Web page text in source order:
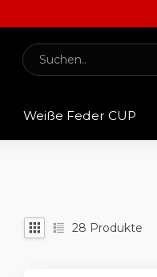
Weiße Feder CUP
28 Produkte